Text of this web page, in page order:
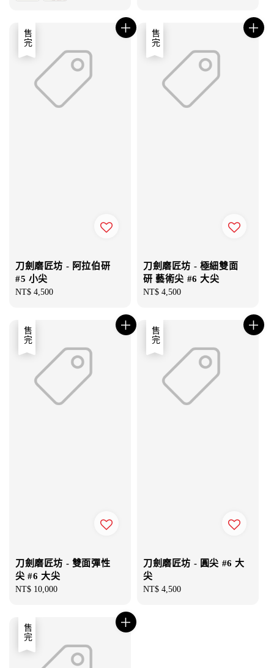
售完
刀劍磨匠坊 - 阿拉伯研
#5 小尖
Regular
NT$ 4,500
售完
刀劍磨匠坊 - 極細雙面
研 藝術尖 #6 大尖
Regular
NT$ 4,500
售完
刀劍磨匠坊 - 雙面彈性
尖 #6 大尖
Regular
NT$ 10,000
售完
刀劍磨匠坊 - 圓尖 #6 大
尖
Regular
NT$ 4,500
售完